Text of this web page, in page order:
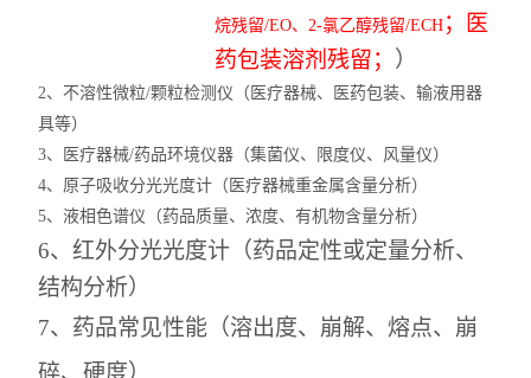
烷残留/EO、2-氯乙醇残留/ECH ；医
药包装溶剂残留； ）
2、不溶性微粒/颗粒检测仪（医疗器械、医药包装、输液用器
具等）
3、医疗器械/药品环境仪器（集菌仪、限度仪、风量仪）
4、原子吸收分光光度计（医疗器械重金属含量分析）
5、液相色谱仪（药品质量、浓度、有机物含量分析）
6、红外分光光度计（药品定性或定量分析、
结构分析）
7、药品常见性能（溶出度、崩解、熔点、崩
碎、硬度）